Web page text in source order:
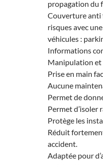
propagation du
Couverture anti
risques avec
véhicules :
Informations
Manipulation et
Prise en main
Aucune
Permet de
Permet d’isoler
Protège les
Réduit
accident.
Adaptée pour